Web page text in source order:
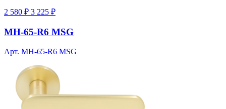
2 580 ₽ 3 225 ₽
MH-65-R6 MSG
Арт. MH-65-R6 MSG